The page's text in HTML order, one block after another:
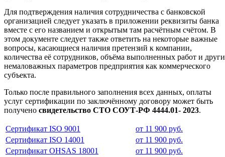
Для подтверждения наличия сотрудничества с банковской
организацией следует указать в приложении реквизиты банка
вместе с его названием и открытым там расчётным счётом. В
этом документе следует также ответить на некоторые важные
вопросы, касающиеся наличия претензий к компании,
количества её сотрудников, объёма выполненных работ и
немаловажных параметров предприятия как коммерческого
субъекта.
Только после правильного заполнения всех данных, оплаты
услуг сертификации по заключённому договору может быть
получено свидетельство СТО СОУТ-РФ 4444.01- 2023.
Сертификат ISO 9001
от 11 900 руб.
Сертификат ISO 14001
от 11 900 руб.
Сертификат OHSAS 18001
от 11 900 руб.